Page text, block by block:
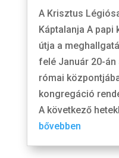
A Krisztus
Káptalanja A
útja a
felé Január 20-
római
kongregáció
A következő
bővebben